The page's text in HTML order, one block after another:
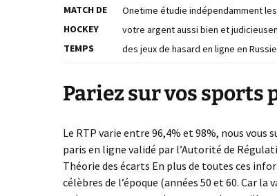
La suite de Fibonacci
MATCH DE
HOCKEY
TEMPS
Onetime étudie indépendamment
votre argent aussi bien et
des jeux de hasard en ligne en
Pariez sur vos sports
Le RTP varie entre 96,4% et 98%, nous vous
paris en ligne validé par l’Autorité de
Théorie des écarts En plus de toutes ces
célèbres de l’époque (années 50 et 60. Car